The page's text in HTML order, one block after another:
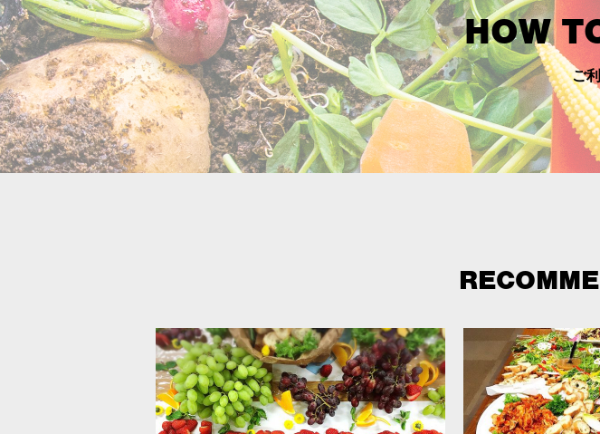
HOW
ご